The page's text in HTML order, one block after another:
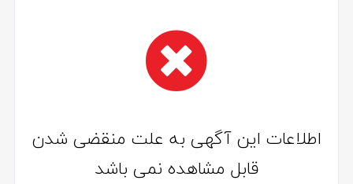
اطلاعات این آگهی به علت منقضی شدن
قابل مشاهده نمی باشد